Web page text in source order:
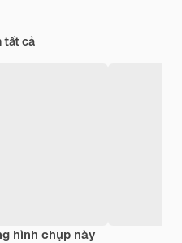
tất cả
hình chụp này